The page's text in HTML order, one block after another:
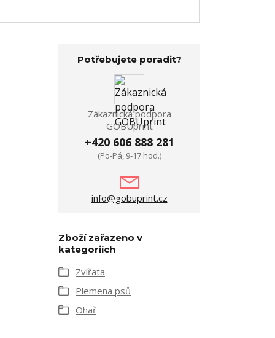
Potřebujete poradit?
Zákaznická podpora
GOBUprint
+420 606 888 281
(Po-Pá, 9-17 hod.)
info@gobuprint.cz
Zboží zařazeno v
kategoriích
Zvířata
Plemena psů
Ohař